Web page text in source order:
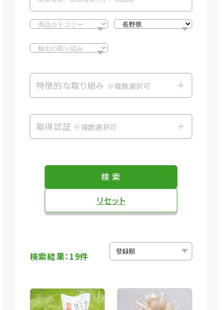
特徴的な取り組み ※複数選択可
取得認証 ※複数選択可
検 索
リセット
検索結果：19件